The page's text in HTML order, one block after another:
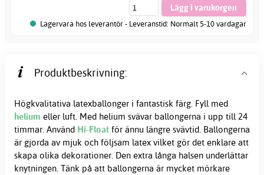
Lagervara hos leverantör - Leveranstid: Normalt 5-10 vardagar
Produktbeskrivning:
Högkvalitativa latexballonger i fantastisk färg. Fyll med
helium eller luft. Med helium svävar ballongerna i upp till 24
timmar. Använd Hi-Float för ännu längre svävtid. Ballongerna
är gjorda av mjuk och följsam latex vilket gör det enklare att
skapa olika dekorationer. Den extra långa halsen underlättar
knytningen. Tänk på att ballongerna är mycket mörkare